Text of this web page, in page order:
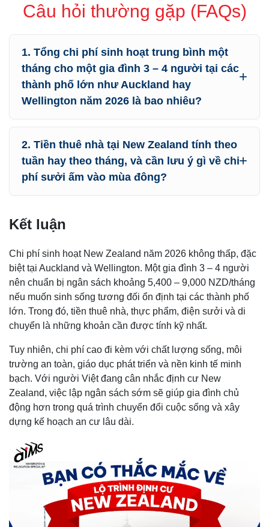
Câu hỏi thường gặp (FAQs)
1. Tổng chi phí sinh hoạt trung bình một
tháng cho một gia đình 3 – 4 người tại các
thành phố lớn như Auckland hay
Wellington năm 2026 là bao nhiêu?
2. Tiền thuê nhà tại New Zealand tính theo
tuần hay theo tháng, và cần lưu ý gì về chi
phí sưởi ấm vào mùa đông?
Kết luận
Chi phí sinh hoạt New Zealand năm 2026 không thấp, đặc
biệt tại Auckland và Wellington. Một gia đình 3 – 4 người
nên chuẩn bị ngân sách khoảng 5,400 – 9,000 NZD/tháng
nếu muốn sinh sống tương đối ổn định tại các thành phố
lớn. Trong đó, tiền thuê nhà, thực phẩm, điện sưởi và di
chuyển là những khoản cần được tính kỹ nhất.
Tuy nhiên, chi phí cao đi kèm với chất lượng sống, môi
trường an toàn, giáo dục phát triển và nền kinh tế minh
bạch. Với người Việt đang cân nhắc định cư New
Zealand, việc lập ngân sách sớm sẽ giúp gia đình chủ
động hơn trong quá trình chuyển đổi cuộc sống và xây
dựng kế hoạch an cư lâu dài.